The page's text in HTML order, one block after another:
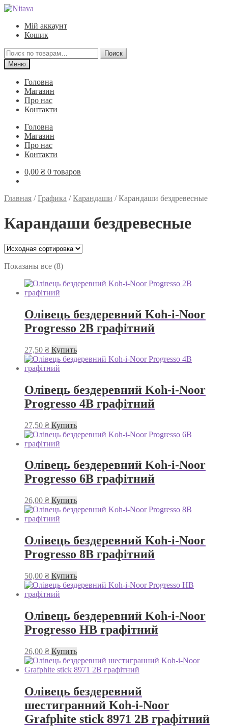
Перейти
навигации
Перейти
содержимому
Мій аккаунт
Кошик
Искать:
Поиск
Меню
Головна
Магазин
Про нас
Контакти
Головна
Магазин
Про нас
Контакти
0,00 ₴ 0 товаров
Главная /Графика /Карандаши /Карандаши бездревесные
Карандаши бездревесные
Показаны все (8)
Олівець бездеревний Koh-i-Noor
Progresso 2B графітний
27,50 ₴ Купить
Олівець бездеревний Koh-i-Noor
Progresso 4B графітний
27,50 ₴ Купить
Олівець бездеревний Koh-i-Noor
Progresso 6B графітний
26,00 ₴ Купить
Олівець бездеревний Koh-i-Noor
Progresso 8B графітний
50,00 ₴ Купить
Олівець бездеревний Koh-i-Noor
Progresso HB графітний
26,00 ₴ Купить
Олівець бездеревний
шестигранний Koh-i-Noor
Grafphite stick 8971 2В графітний